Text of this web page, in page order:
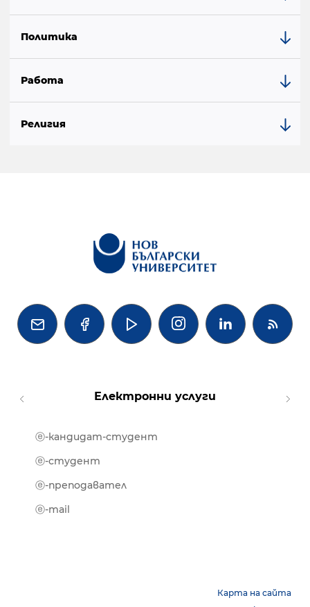
Политика
Работа
Религия
   
Електронни услуги
ⓔ-кандидат-студент
ⓔ-студент
ⓔ-преподавател
ⓔ-mail
Карта на сайта